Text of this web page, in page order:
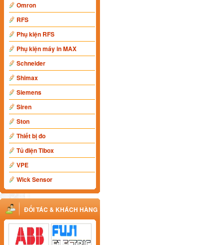
Omron
RFS
Phụ kiện RFS
Phụ kiện máy in MAX
Schneider
Shimax
Siemens
Siren
Ston
Thiết bị đo
Tủ điện Tibox
VPE
Wick Sensor
ĐỐI TÁC & KHÁCH HÀNG